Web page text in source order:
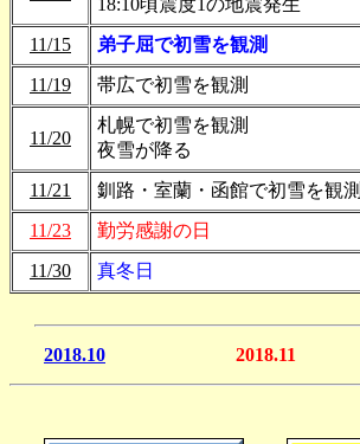
11/15
弟子屈で初雪を観測
11/19
帯広で初雪を観測
11/20
札幌で初雪を観測
夜雪が降る
11/21
釧路・室蘭・函館で初雪を観測
11/23
勤労感謝の日
11/30
真冬日
2018.10 2018.11